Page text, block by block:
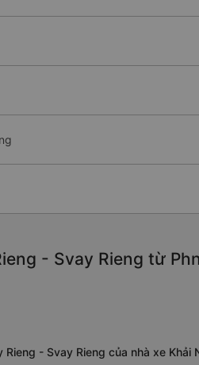
- Svay Rieng từ
- Svay Rieng của nhà xe Khải